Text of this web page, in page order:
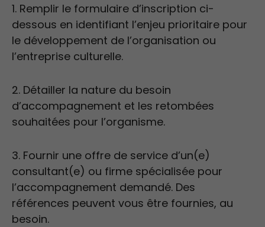
1. Remplir le formulaire d’inscription ci-
dessous en identifiant l’enjeu prioritaire pour
le développement de l’organisation ou
l’entreprise culturelle.
2. Détailler la nature du besoin
d’accompagnement et les retombées
souhaitées pour l’organisme.
3. Fournir une offre de service d’un(e)
consultant(e) ou firme spécialisée pour
l’accompagnement demandé. Des
références peuvent vous être fournies, au
besoin.